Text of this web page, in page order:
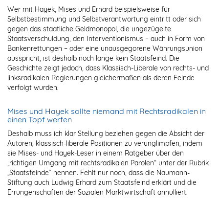
Wer mit Hayek, Mises und Erhard beispielsweise für
Selbstbestimmung und Selbstverantwortung eintritt oder sich
gegen das staatliche Geldmonopol, die ungezügelte
Staatsverschuldung, den Interventionismus – auch in Form von
Bankenrettungen – oder eine unausgegorene Währungsunion
ausspricht, ist deshalb noch lange kein Staatsfeind. Die
Geschichte zeigt jedoch, dass Klassisch-Liberale von rechts- und
linksradikalen Regierungen gleichermaßen als deren Feinde
verfolgt wurden.
Mises und Hayek sollte niemand mit Rechtsradikalen in
einen Topf werfen
Deshalb muss ich klar Stellung beziehen gegen die Absicht der
Autoren, klassisch-liberale Positionen zu verunglimpfen, indem
sie Mises- und Hayek-Leser in einem Ratgeber über den
„richtigen Umgang mit rechtsradikalen Parolen“ unter der Rubrik
„Staatsfeinde“ nennen. Fehlt nur noch, dass die Naumann-
Stiftung auch Ludwig Erhard zum Staatsfeind erklärt und die
Errungenschaften der Sozialen Marktwirtschaft annulliert.